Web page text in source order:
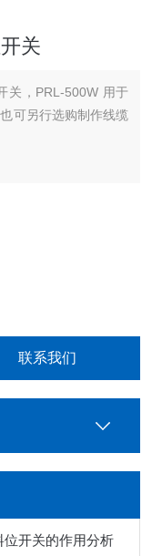
关
关，PRL-500W 用于
可另行选购制作线缆
联系我们
开关的作用分析